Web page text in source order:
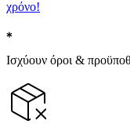
χρόνο!
Ισχύουν όροι &